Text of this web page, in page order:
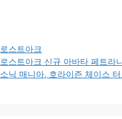
카
테
고
로스트아크
로스트아크 신규 아바타 페트라
소닉 매니아, 호라이즌 체이스